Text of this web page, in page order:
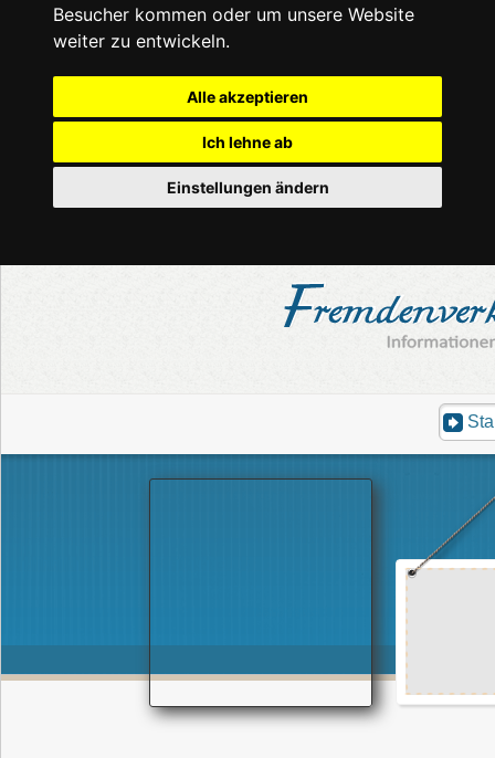
Besucher kommen oder um unsere Website
weiter zu entwickeln.
Alle akzeptieren
Ich lehne ab
Einstellungen ändern